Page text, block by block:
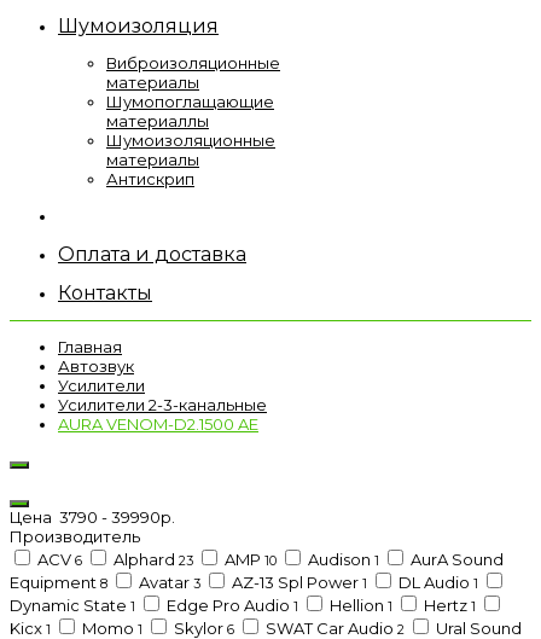
Шумоизоляция
Виброизоляционные
материалы
Шумопоглащающие
материаллы
Шумоизоляционные
материалы
Антискрип
Оплата и доставка
Контакты
Главная
Автозвук
Усилители
Усилители 2-3-канальные
AURA VENOM-D2.1500 AE
Цена 3790 -39990р.
Производитель
ACV 6 Alphard 23 AMP 10 Audison 1
AurA Sound
Equipment 8 Avatar 3 AZ-13 Spl Power 1 DL Audio 1
Dynamic State 1 Edge Pro Audio 1 Hellion 1 Hertz 1
Kicx 1 Momo 1 Skylor 6 SWAT Car Audio 2 Ural Sound